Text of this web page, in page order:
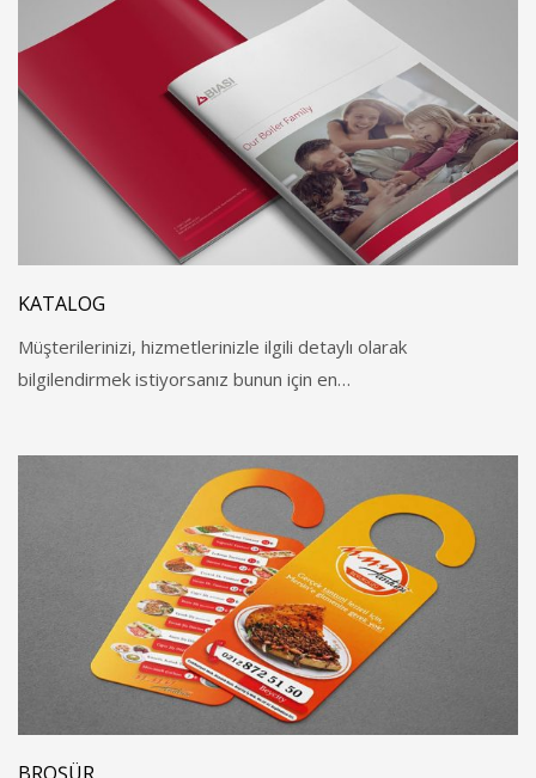
KATALOG
Müşterilerinizi, hizmetlerinizle ilgili detaylı olarak
bilgilendirmek istiyorsanız bunun için en…